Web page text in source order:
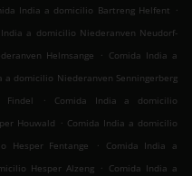
India a domicilio Bartreng Helfent .
India a domicilio Niederanven Neudorf-
Helmsange . Comida India a
a domicilio Niederanven Senningerberg
Findel .
Comida India a domicilio
Houwald . Comida India a domicilio
Hesper Fentange .
Comida India a
Hesper Alzeng . Comida India a